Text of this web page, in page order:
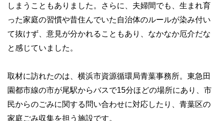
しまうこともありました。さらに、夫婦間でも、生まれ育
った家庭の習慣や昔住んでいた自治体のルールが染み付い
て抜けず、意見が分かれることもあり、なかなか厄介だな
と感じていました。
取材に訪れたのは、横浜市資源循環局青葉事務所。東急田
園都市線の市が尾駅からバスで15分ほどの場所にあり、市
民からのごみに関する問い合わせに対応したり、青葉区の
家庭ごみ収集を担う施設です。